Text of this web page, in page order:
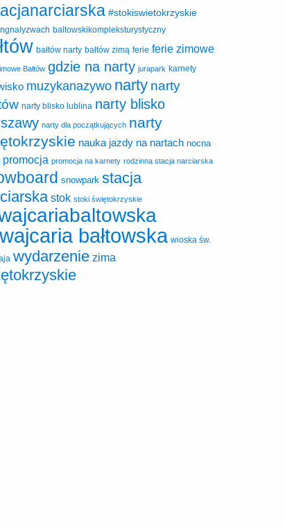
#stokiswietokrzyskie
baltowskikompleksturystyczny
bałtów narty bałtów zimą ferie ferie zimowe
Bałtów gdzie na narty jurapark karnety
muzykanazywo narty narty
narty blisko lublina narty blisko
narty dla początkujących narty
nauka jazdy na nartach nocna
promocja promocja na karnety rodzinna stacja narciarska
snowpark stacja
stok stoki świętokrzyskie
bałtowska wioska św.
wydarzenie zima